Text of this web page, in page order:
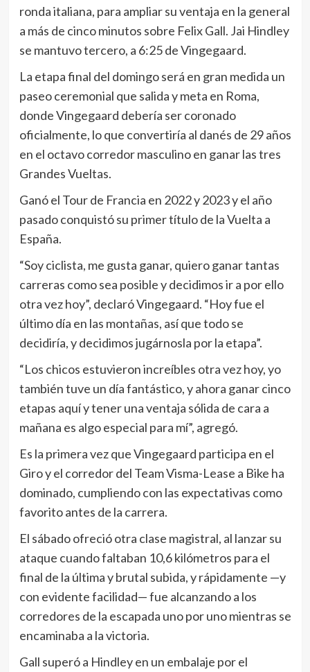
ronda italiana, para ampliar su ventaja en la general
a más de cinco minutos sobre Felix Gall. Jai Hindley
se mantuvo tercero, a 6:25 de Vingegaard.
La etapa final del domingo será en gran medida un
paseo ceremonial que salida y meta en Roma,
donde Vingegaard debería ser coronado
oficialmente, lo que convertiría al danés de 29 años
en el octavo corredor masculino en ganar las tres
Grandes Vueltas.
Ganó el Tour de Francia en 2022 y 2023 y el año
pasado conquistó su primer título de la Vuelta a
España.
“Soy ciclista, me gusta ganar, quiero ganar tantas
carreras como sea posible y decidimos ir a por ello
otra vez hoy”, declaró Vingegaard. “Hoy fue el
último día en las montañas, así que todo se
decidiría, y decidimos jugárnosla por la etapa”.
“Los chicos estuvieron increíbles otra vez hoy, yo
también tuve un día fantástico, y ahora ganar cinco
etapas aquí y tener una ventaja sólida de cara a
mañana es algo especial para mí”, agregó.
Es la primera vez que Vingegaard participa en el
Giro y el corredor del Team Visma-Lease a Bike ha
dominado, cumpliendo con las expectativas como
favorito antes de la carrera.
El sábado ofreció otra clase magistral, al lanzar su
ataque cuando faltaban 10,6 kilómetros para el
final de la última y brutal subida, y rápidamente —y
con evidente facilidad— fue alcanzando a los
corredores de la escapada uno por uno mientras se
encaminaba a la victoria.
Gall superó a Hindley en un embalaje por el